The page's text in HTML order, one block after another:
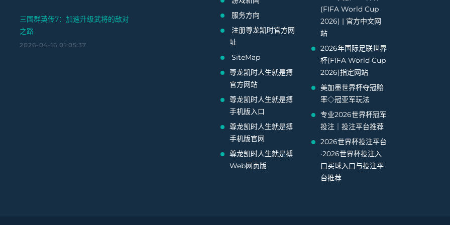
三国群英传7：加速升级武将的敌对
之路
2026-04-16 01:05:37
服务方向
注册尊龙凯时官方网
址
SiteMap
尊龙凯时人生就是搏
官方网站
尊龙凯时人生就是搏
手机版入口
尊龙凯时人生就是搏
手机版官网
尊龙凯时人生就是搏
Web网页版
(FIFA World Cup
2026) | 官方中文网
站
2026年国际足联世界
杯(FIFA World Cup
2026)指定网站
美加墨世界杯夺冠赔
率◇冠亚军玩法
专业2026世界杯冠军
投注｜投注平台推荐
2026世界杯投注平台
·2026世界杯投注入
口买球入口与投注平
台推荐